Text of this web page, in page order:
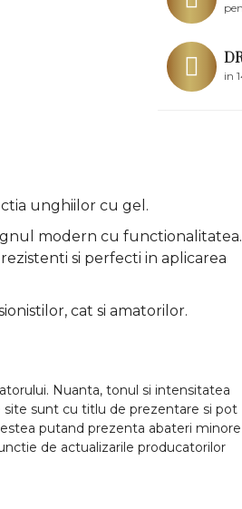
in
unghiilor cu gel.
modern cu functionalitatea.
si perfecti in aplicarea
cat si amatorilor.
Nuanta, tonul si intensitatea
sunt cu titlu de prezentare si pot
putand prezenta abateri minore
de actualizarile producatorilor